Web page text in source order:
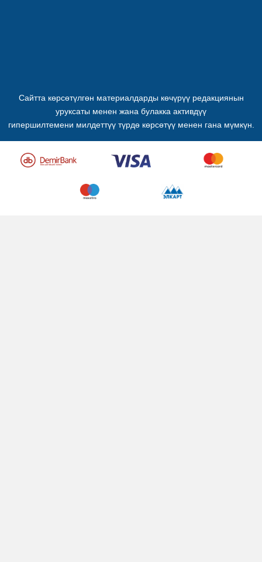
Сайтта көрсөтүлгөн материалдарды көчүрүү редакциянын
уруксаты менен жана булакка активдүү
гипершилтемени милдеттүү түрдө көрсөтүү менен гана мүмкүн.